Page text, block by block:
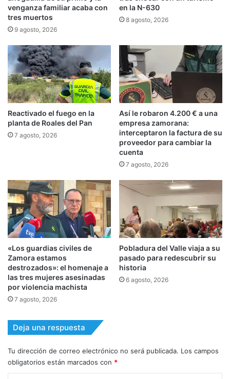
venganza familiar acaba con
tres muertos
9 agosto, 2026
en la N-630
8 agosto, 2026
Reactivado el fuego en la
planta de Roales del Pan
7 agosto, 2026
Así le robaron 4.200 € a una
empresa zamorana:
interceptaron la factura de su
proveedor para cambiar la
cuenta
7 agosto, 2026
«Los guardias civiles de
Zamora estamos
destrozados»: el homenaje a
las tres mujeres asesinadas
por violencia machista
7 agosto, 2026
Pobladura del Valle viaja a su
pasado para redescubrir su
historia
6 agosto, 2026
Deja una respuesta
Tu dirección de correo electrónico no será publicada. Los campos
obligatorios están marcados con *